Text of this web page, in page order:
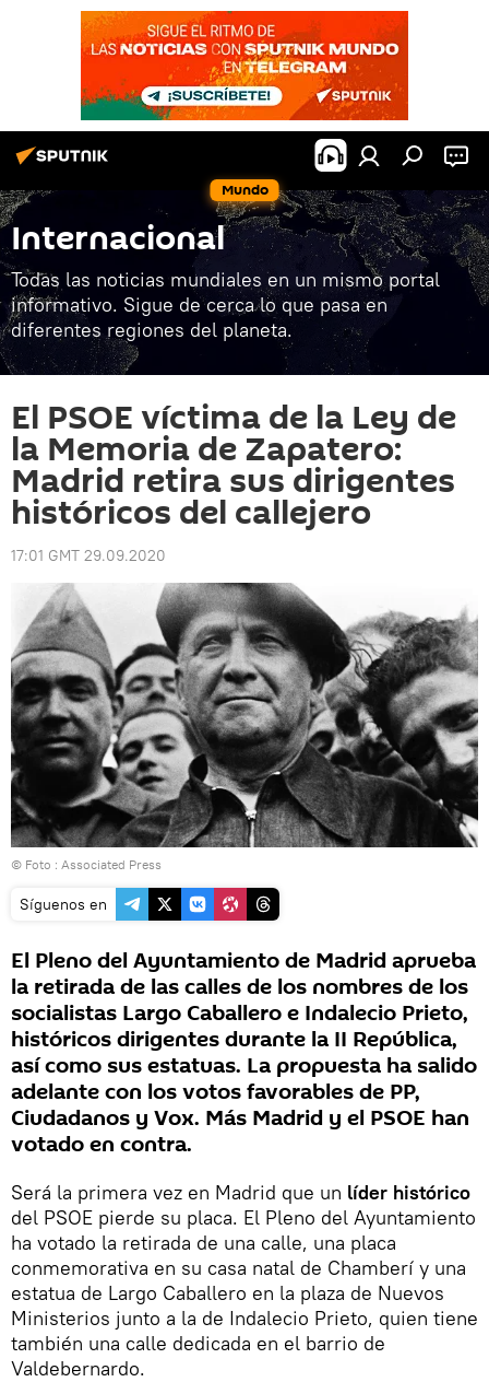
Mundo
Internacional
Todas las noticias mundiales en un mismo portal
informativo. Sigue de cerca lo que pasa en
diferentes regiones del planeta.
El PSOE víctima de la Ley de
la Memoria de Zapatero:
Madrid retira sus dirigentes
históricos del callejero
17:01 GMT 29.09.2020
© Foto : Associated Press
Síguenos en
El Pleno del Ayuntamiento de Madrid aprueba
la retirada de las calles de los nombres de los
socialistas Largo Caballero e Indalecio Prieto,
históricos dirigentes durante la II República,
así como sus estatuas. La propuesta ha salido
adelante con los votos favorables de PP,
Ciudadanos y Vox. Más Madrid y el PSOE han
votado en contra.
Será la primera vez en Madrid que un líder histórico
del PSOE pierde su placa. El Pleno del Ayuntamiento
ha votado la retirada de una calle, una placa
conmemorativa en su casa natal de Chamberí y una
estatua de Largo Caballero en la plaza de Nuevos
Ministerios junto a la de Indalecio Prieto, quien tiene
también una calle dedicada en el barrio de
Valdebernardo.